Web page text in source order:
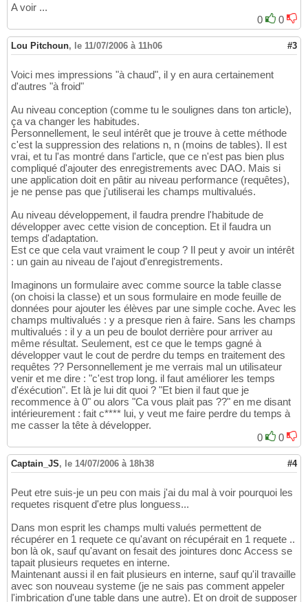
A voir ...
0
0
Lou Pitchoun, le 11/07/2006 à 11h06 #3
Voici mes impressions "à chaud", il y en aura certainement
d'autres "à froid"
Au niveau conception (comme tu le soulignes dans ton article),
ça va changer les habitudes.
Personnellement, le seul intérêt que je trouve à cette méthode
c'est la suppression des relations n, n (moins de tables). Il est
vrai, et tu l'as montré dans l'article, que ce n'est pas bien plus
compliqué d'ajouter des enregistrements avec DAO. Mais si
une application doit en pâtir au niveau performance (requêtes),
je ne pense pas que j'utiliserai les champs multivalués.
Au niveau développement, il faudra prendre l'habitude de
développer avec cette vision de conception. Et il faudra un
temps d'adaptation.
Est ce que cela vaut vraiment le coup ? Il peut y avoir un intérêt
: un gain au niveau de l'ajout d'enregistrements.
Imaginons un formulaire avec comme source la table classe
(on choisi la classe) et un sous formulaire en mode feuille de
données pour ajouter les élèves par une simple coche. Avec les
champs multivalués : y a presque rien à faire. Sans les champs
multivalués : il y a un peu de boulot derrière pour arriver au
même résultat. Seulement, est ce que le temps gagné à
développer vaut le cout de perdre du temps en traitement des
requêtes ?? Personnellement je me verrais mal un utilisateur
venir et me dire : "c'est trop long. il faut améliorer les temps
d'éxécution". Et là je lui dit quoi ? "Et bien il faut que je
recommence à 0" ou alors "Ca vous plait pas ??" en me disant
intérieurement : fait c**** lui, y veut me faire perdre du temps à
me casser la tête à développer.
0
0
Captain_JS, le 14/07/2006 à 18h38 #4
Peut etre suis-je un peu con mais j'ai du mal à voir pourquoi les
requetes risquent d'etre plus longuess...
Dans mon esprit les champs multi valués permettent de
récupérer en 1 requete ce qu'avant on récupérait en 1 requete ..
bon là ok, sauf qu'avant on fesait des jointures donc Access se
tapait plusieurs requetes en interne.
Maintenant aussi il en fait plusieurs en interne, sauf qu'il travaille
avec son nouveau systeme (je ne sais pas comment appeler
l'imbrication d'une table dans une autre). Et on droit de supposer